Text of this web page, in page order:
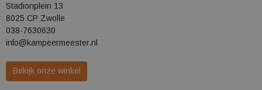
Stadionplein 13
8025 CP Zwolle
038-7630630
info@kampeermeester.nl
Bekijk onze winkel